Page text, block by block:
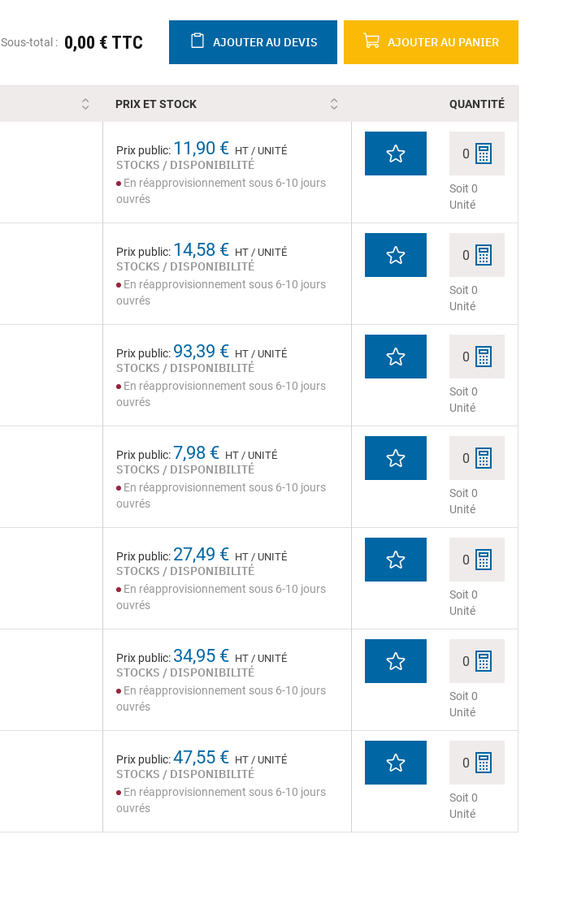
Sous-total : 0,00 € TTC AJOUTER AU DEVIS AJOUTER AU PANIER
PRIX ET STOCK QUANTITÉ
Prix public: 11,90 € HT / UNITÉ
STOCKS / DISPONIBILITÉ
En réapprovisionnement sous 6-10 jours
ouvrés
0
Soit 0
Unité
Prix public: 14,58 € HT / UNITÉ
STOCKS / DISPONIBILITÉ
En réapprovisionnement sous 6-10 jours
ouvrés
0
Soit 0
Unité
Prix public: 93,39 € HT / UNITÉ
STOCKS / DISPONIBILITÉ
En réapprovisionnement sous 6-10 jours
ouvrés
0
Soit 0
Unité
Prix public:7,98 € HT / UNITÉ
STOCKS / DISPONIBILITÉ
En réapprovisionnement sous 6-10 jours
ouvrés
0
Soit 0
Unité
Prix public: 27,49 € HT / UNITÉ
STOCKS / DISPONIBILITÉ
En réapprovisionnement sous 6-10 jours
ouvrés
0
Soit 0
Unité
Prix public: 34,95 € HT / UNITÉ
STOCKS / DISPONIBILITÉ
En réapprovisionnement sous 6-10 jours
ouvrés
0
Soit 0
Unité
Prix public:47,55 € HT / UNITÉ
STOCKS / DISPONIBILITÉ
En réapprovisionnement sous 6-10 jours
ouvrés
0
Soit 0
Unité